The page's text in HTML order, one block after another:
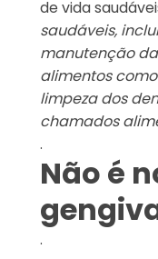
de vida
saudáveis,
manutenção
alimentos
limpeza dos
chamados
.
Não é
.